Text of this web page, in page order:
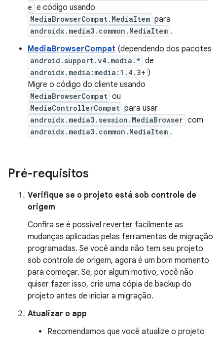
e e código usando
MediaBrowserCompat.MediaItem para
androidx.media3.common.MediaItem .
MediaBrowserCompat (dependendo dos pacotes
android.support.v4.media.* de
androidx.media:media:1.4.3+ )
Migre o código do cliente usando
MediaBrowserCompat ou
MediaControllerCompat para usar
androidx.media3.session.MediaBrowser com
androidx.media3.common.MediaItem .
Pré-requisitos
Verifique se o projeto está sob controle de
origem
Confira se é possível reverter facilmente as
mudanças aplicadas pelas ferramentas de migração
programadas. Se você ainda não tem seu projeto
sob controle de origem, agora é um bom momento
para começar. Se, por algum motivo, você não
quiser fazer isso, crie uma cópia de backup do
projeto antes de iniciar a migração.
Atualizar o app
Recomendamos que você atualize o projeto